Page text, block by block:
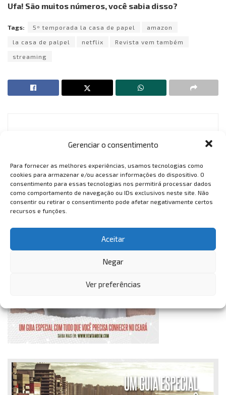
Gerenciar o consentimento
Para fornecer as melhores experiências, usamos tecnologias como
cookies para armazenar e/ou acessar informações do dispositivo. O
consentimento para essas tecnologias nos permitirá processar dados
como comportamento de navegação ou IDs exclusivos neste site. Não
consentir ou retirar o consentimento pode afetar negativamente certos
recursos e funções.
Aceitar
Negar
Ver preferências
Ufa! São muitos números, você sabia disso?
Tags: 5º temporada la casa de papel amazon
la casa de palpel netflix Revista vem também
streaming